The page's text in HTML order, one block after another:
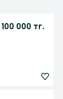
100 000 тг.